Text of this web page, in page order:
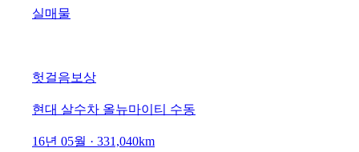
실매물
헛걸음보상
현대 살수차 올뉴마이티 수동
16년 05월 · 331,040km